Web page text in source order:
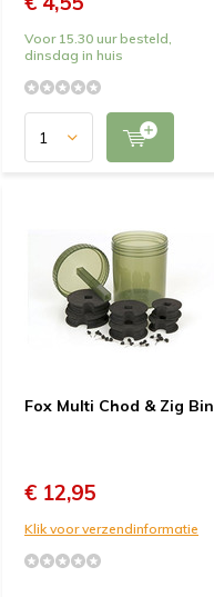
Voor 15.30 uur besteld,
dinsdag in huis
Fox Multi Chod & Zig Bin
€ 12,95
Klik voor verzendinformatie